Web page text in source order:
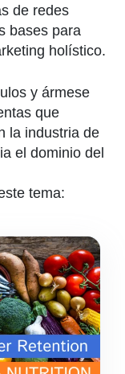
de redes
bases para
holístico.
y ármese
que
la industria de
el dominio del
tema: